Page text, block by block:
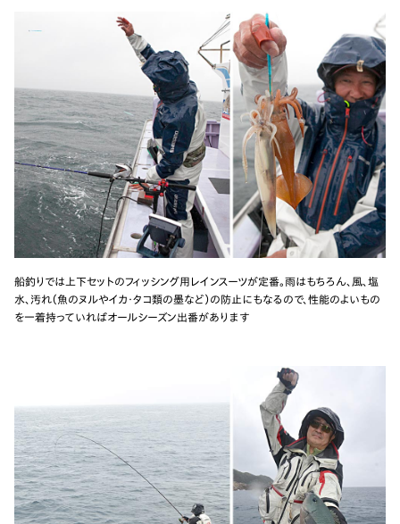
船釣りでは上下セットのフィッシング用レインスーツが定番。雨はもちろん、風、塩
水、汚れ（魚のヌルやイカ・タコ類の墨など）の防止にもなるので、性能のよいもの
を一着持っていればオールシーズン出番があります